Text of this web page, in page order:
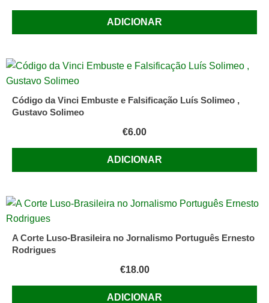
ADICIONAR
Código da Vinci Embuste e Falsificação Luís Solimeo ,
Gustavo Solimeo
€6.00
ADICIONAR
A Corte Luso-Brasileira no Jornalismo Português Ernesto
Rodrigues
€18.00
ADICIONAR